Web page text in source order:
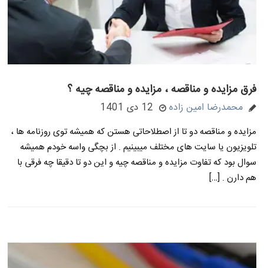
فرق مزایده و مناقصه ، مزایده و مناقصه چیه ؟
محمدرضا امین زاده 12 دی 1401
مزایده و مناقصه دو تا از اصطلاحاتی هستن که همیشه توی روزنامه ها ،
تلویزیون یا سایت های مختلف میبینیم . از بچگی واسه خودم همیشه
سوال بود که تفاوت مزایده و مناقصه چیه و این دو تا دقیقا چه فرقی با
هم دارن . […]